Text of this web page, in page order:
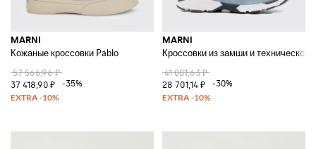
MARNI
Кожаные кроссовки Pablo
57 566,96 ₽
37 418,90 ₽
-35%
MARNI
Кроссовки из замши и технической
41 001,63 ₽
28 701,14 ₽
-30%